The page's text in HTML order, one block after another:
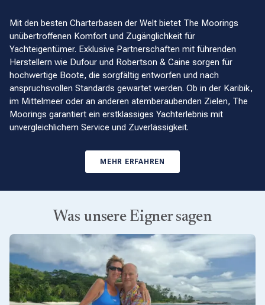
Mit den besten Charterbasen der Welt bietet The Moorings
unübertroffenen Komfort und Zugänglichkeit für
Yachteigentümer. Exklusive Partnerschaften mit führenden
Herstellern wie Dufour und Robertson & Caine sorgen für
hochwertige Boote, die sorgfältig entworfen und nach
anspruchsvollen Standards gewartet werden. Ob in der Karibik,
im Mittelmeer oder an anderen atemberaubenden Zielen, The
Moorings garantiert ein erstklassiges Yachterlebnis mit
unvergleichlichem Service und Zuverlässigkeit.
MEHR ERFAHREN
Was unsere Eigner sagen